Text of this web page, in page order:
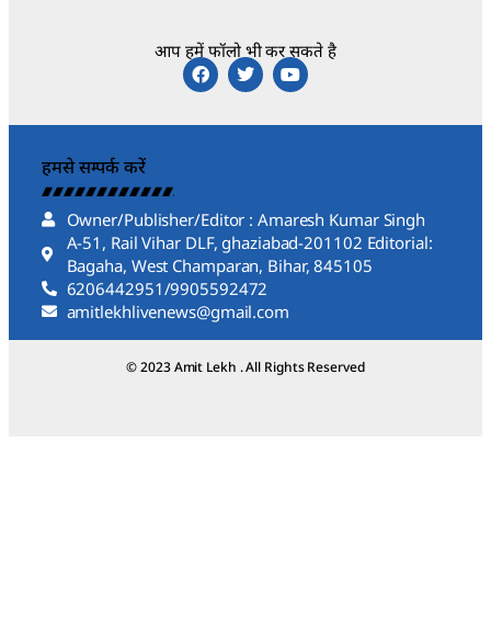
आप हमें फॉलो भी कर सकते है
हमसे सम्पर्क करें
Owner/Publisher/Editor : Amaresh Kumar Singh
A-51, Rail Vihar DLF, ghaziabad-201102 Editorial:
Bagaha, West Champaran, Bihar, 845105
6206442951/9905592472
amitlekhlivenews@gmail.com
© 2023 Amit Lekh . All Rights Reserved